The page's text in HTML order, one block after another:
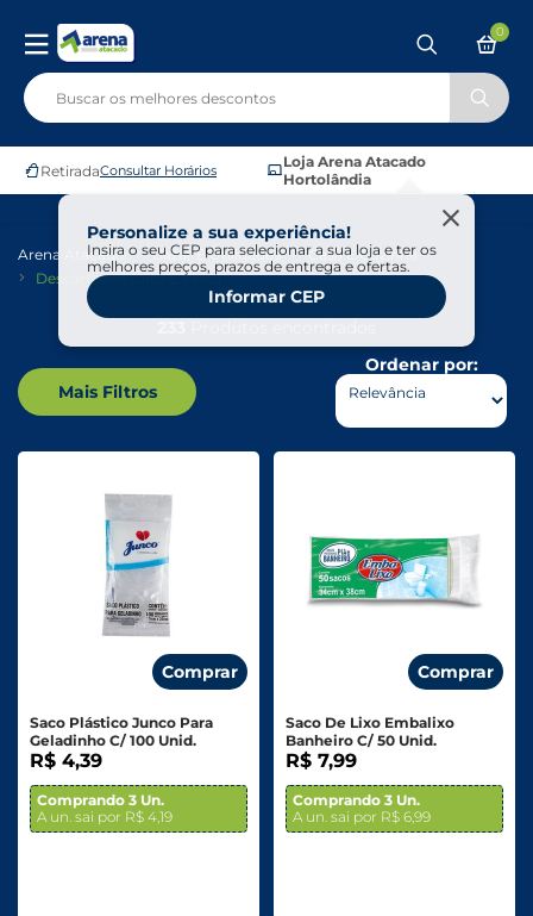
RetiradaConsultar Horários
Loja Arena Atacado
Hortolândia
Personalize a sua experiência!
Insira o seu CEP para selecionar a sua loja e ter os
melhores preços, prazos de entrega e ofertas.
Informar CEP
0
Arena Atacado Bazar E Utilidades
Casa E Cozinha
Descartáveis Casa E Festa
Mais Filtros
Ordenar por:
Comprar
Saco Plástico Junco Para
Geladinho C/ 100 Unid.
R$ 4,39
Comprando 3 Un.
A un. sai por R$ 4,19
Comprar
Saco De Lixo Embalixo
Banheiro C/ 50 Unid.
R$ 7,99
Comprando 3 Un.
A un. sai por R$ 6,99